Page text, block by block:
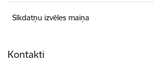
Sīkdatņu izvēles maiņa
Kontakti